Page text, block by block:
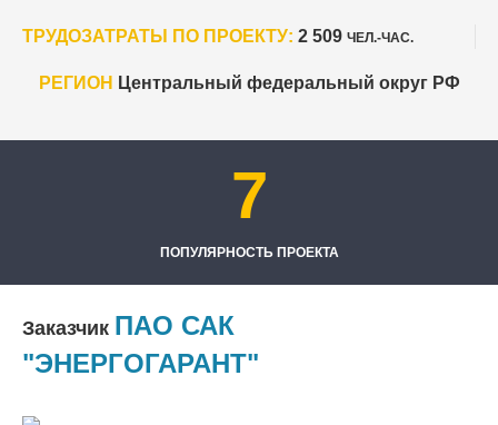
ТРУДОЗАТРАТЫ ПО ПРОЕКТУ: 2 509 ЧЕЛ.-ЧАС.
РЕГИОН Центральный федеральный округ РФ
7
ПОПУЛЯРНОСТЬ ПРОЕКТА
Заказчик ПАО САК
"ЭНЕРГОГАРАНТ"